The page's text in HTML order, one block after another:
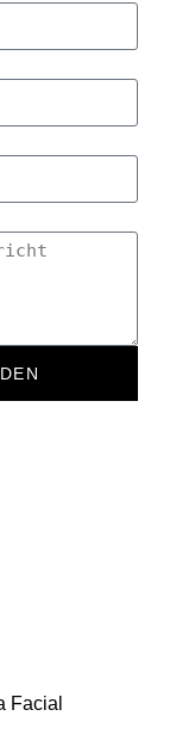
Facial